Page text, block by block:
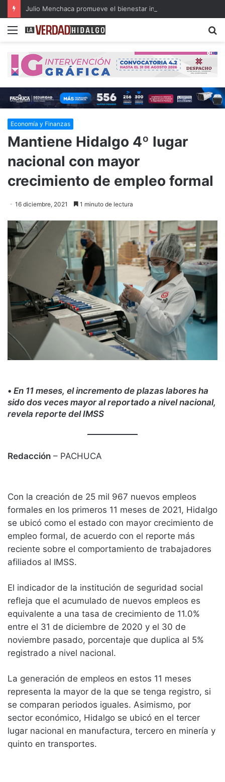
Menu
Economía y Finanzas
Mantiene Hidalgo 4º lugar
nacional con mayor
crecimiento de empleo formal
16 diciembre, 2021 1 minuto de lectura
• En 11 meses, el incremento de plazas labores ha
sido dos veces mayor al reportado a nivel nacional,
revela reporte del IMSS
Redacción – PACHUCA
Con la creación de 25 mil 967 nuevos empleos
formales en los primeros 11 meses de 2021, Hidalgo
se ubicó como el estado con mayor crecimiento de
empleo formal, de acuerdo con el reporte más
reciente sobre el comportamiento de trabajadores
afiliados al IMSS.
El indicador de la institución de seguridad social
refleja que el acumulado de nuevos empleos es
equivalente a una tasa de crecimiento de 11.0%
entre el 31 de diciembre de 2020 y el 30 de
noviembre pasado, porcentaje que duplica al 5%
registrado a nivel nacional.
La generación de empleos en estos 11 meses
representa la mayor de la que se tenga registro, si
se comparan periodos iguales. Asimismo, por
sector económico, Hidalgo se ubicó en el tercer
lugar nacional en manufactura, tercero en minería y
quinto en transportes.